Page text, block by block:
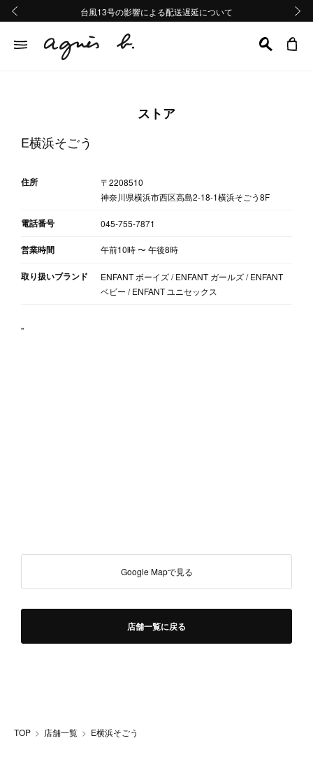
熊本地域地震の影響による配送遅延について
Summer Sale 2buy10%OFF!!
台風13号の影響による配送遅延について
熊本地域地震の影響による配送遅延について
Summer Sale 2buy10%OFF!!
ストア
E横浜そごう
住所
〒2208510
神奈川県横浜市西区高島2-18-1横浜そごう8F
電話番号 045-755-7871
営業時間 午前10時〜午後8時
取り扱いブランド
ENFANT ボーイズ / ENFANT ガールズ / ENFANT
ベビー / ENFANT ユニセックス
"
Google Mapで見る
店舗一覧に戻る
TOP 店舗一覧 E横浜そごう